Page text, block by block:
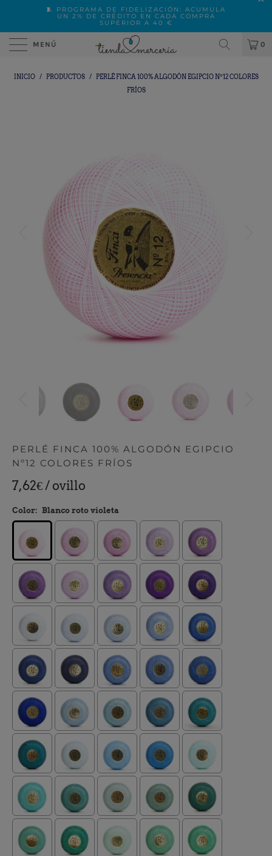
🧵 PROGRAMA DE FIDELIZACIÓN: ACUMULA
UN 2% DE CRÉDITO EN CADA COMPRA
SUPERIOR A 40 €
MENÚ 0
INICIO / PRODUCTOS /
PERLÉ FINCA 100% ALGODÓN EGIPCIO Nº12 COLORES
FRÍOS
PERLÉ FINCA 100% ALGODÓN EGIPCIO
Nº12 COLORES FRÍOS
7,62€/ ovillo
Color: Blanco roto violeta